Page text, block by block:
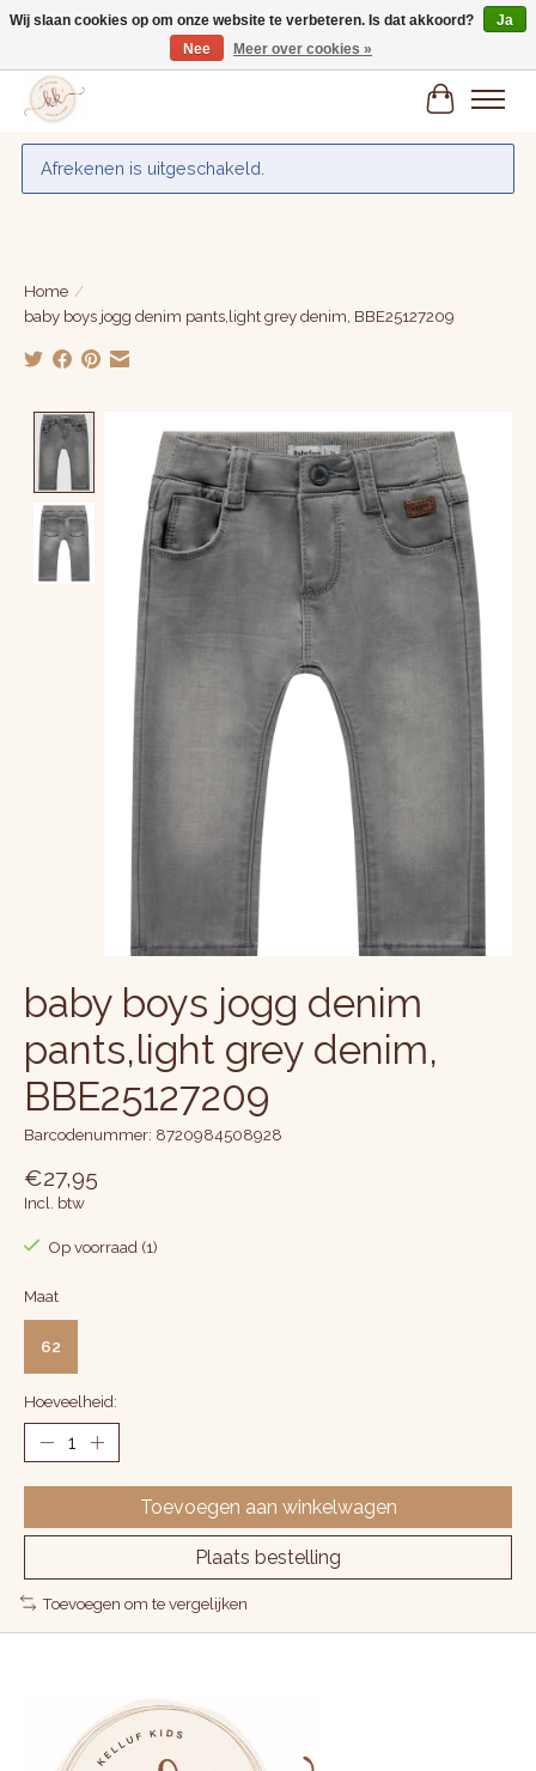
Gratis verzenden vanaf € 75,-
Afrekenen is uitgeschakeld.
Home /
baby boys jogg denim pants,light grey denim, BBE25127209
baby boys jogg denim
pants,light grey denim,
BBE25127209
Barcodenummer: 8720984508928
€27,95
Incl. btw
Op voorraad (1)
Maat
62
Hoeveelheid:
Toevoegen aan winkelwagen
Plaats bestelling
Toevoegen om te vergelijken
Wij slaan cookies op om onze website te verbeteren. Is dat akkoord?
Ja
Nee
Meer over cookies »